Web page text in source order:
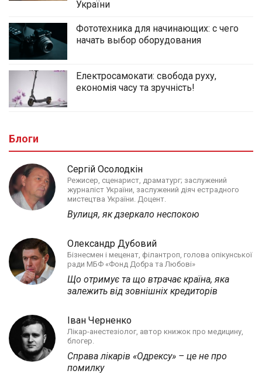
України
Фототехника для начинающих: с чего
начать выбор оборудования
Електросамокати: свобода руху,
економія часу та зручність!
Блоги
Сергій Осолодкін
Режисер, сценарист, драматург; заслужений
журналіст України, заслужений діяч естрадного
мистецтва України. Доцент.
Вулиця, як дзеркало неспокою
Олександр Дубовий
Бізнесмен і меценат, філантроп, голова опікунської
ради МБФ «Фонд Добра та Любові»
Що отримує та що втрачає країна, яка
залежить від зовнішніх кредиторів
Іван Черненко
Лікар-анестезіолог, автор книжок про медицину,
блогер.
Справа лікарів «Одрексу» – це не про
помилку